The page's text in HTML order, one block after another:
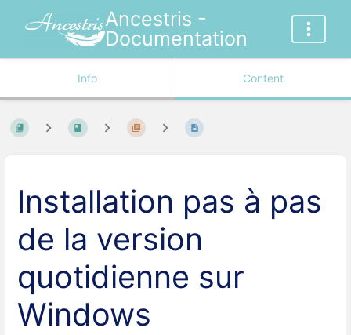
Ancestris -
Documentation
Info Content
Installation pas à pas
de la version
quotidienne sur
Windows